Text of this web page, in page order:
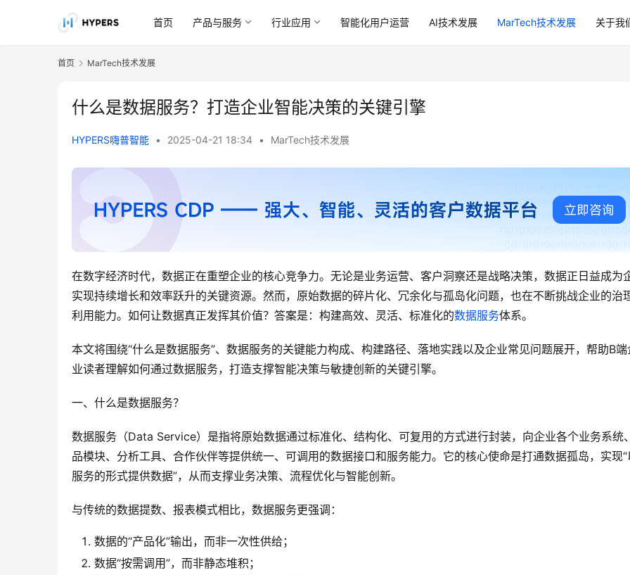
首页 产品与服务 行业应用 智能化用户运营 AI技术发展 MarTech技术发展 关于我
首页 MarTech技术发展
什么是数据服务？打造企业智能决策的关键引擎
HYPERS嗨普智能 • 2025-04-21 18:34 • MarTech技术发展
在数字经济时代，数据正在重塑企业的核心竞争力。无论是业务运营、客户洞察还是战略决策，数据正日益成为
实现持续增长和效率跃升的关键资源。然而，原始数据的碎片化、冗余化与孤岛化问题，也在不断挑战企业的治
利用能力。如何让数据真正发挥其价值？答案是：构建高效、灵活、标准化的数据服务体系。
本文将围绕“什么是数据服务”、数据服务的关键能力构成、构建路径、落地实践以及企业常见问题展开，帮助B端
业读者理解如何通过数据服务，打造支撑智能决策与敏捷创新的关键引擎。
一、什么是数据服务？
数据服务（Data Service）是指将原始数据通过标准化、结构化、可复用的方式进行封装，向企业各个业务系统
品模块、分析工具、合作伙伴等提供统一、可调用的数据接口和服务能力。它的核心使命是打通数据孤岛，实现“
服务的形式提供数据”，从而支撑业务决策、流程优化与智能创新。
与传统的数据提数、报表模式相比，数据服务更强调：
数据的“产品化”输出，而非一次性供给；
数据“按需调用”，而非静态堆积；